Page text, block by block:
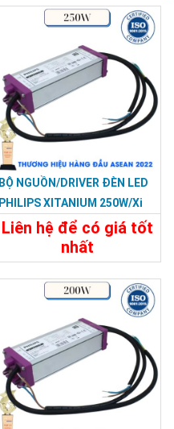
BỘ NGUỒN/DRIVER ĐÈN LED
PHILIPS XITANIUM 250W/Xi
LP 250W 0.5–1.5A S1 WL I215
Liên hệ để có giá tốt
nhất